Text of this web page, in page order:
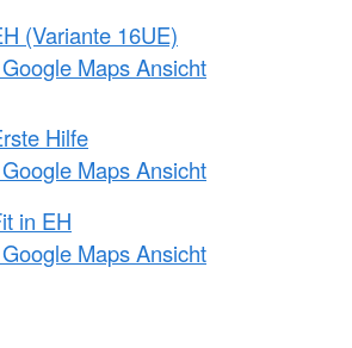
(Variante 16UE)
Maps Ansicht
Hilfe
Maps Ansicht
in EH
Maps Ansicht